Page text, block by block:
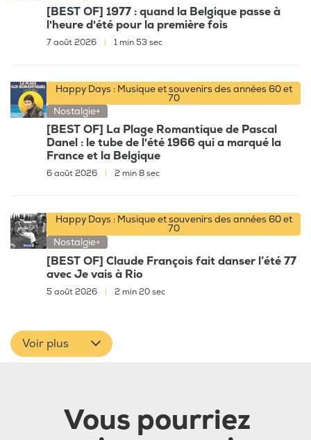
[BEST OF] 1977 : quand la Belgique passe à
l'heure d'été pour la première fois
7 août 2026 1 min 53 sec
Happy Days : Musique et souvenirs des années 60 et
70
Nostalgie+
[BEST OF] La Plage Romantique de Pascal
Danel : le tube de l'été 1966 qui a marqué la
France et la Belgique
6 août 2026 2 min 8 sec
Happy Days : Musique et souvenirs des années 60 et
70
Nostalgie+
[BEST OF] Claude François fait danser l’été 77
avec Je vais à Rio
5 août 2026 2 min 20 sec
Voir plus
Vous pourriez